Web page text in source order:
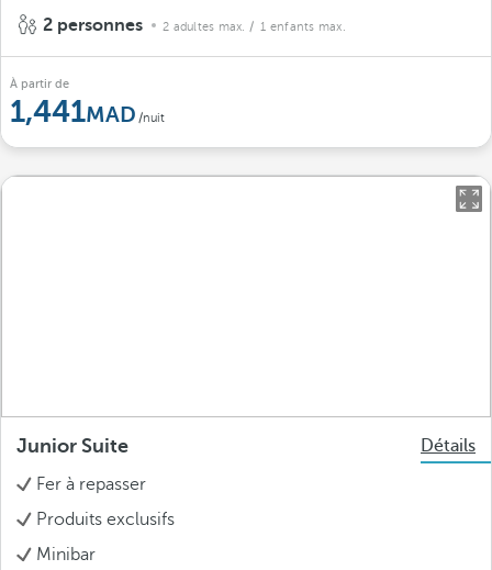
2 personnes 2 adultes max. / 1 enfants max.
À partir de
1,441 /nuit
Junior Suite
Détails
Fer à repasser
Produits exclusifs
Minibar